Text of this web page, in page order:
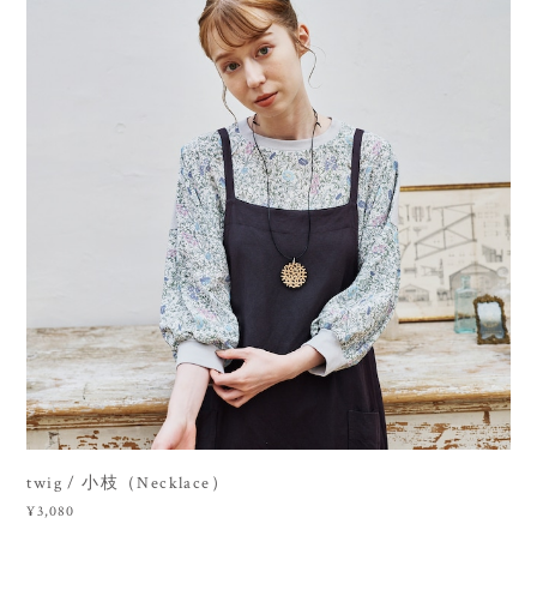
twig / 小枝（Necklace）
¥3,080